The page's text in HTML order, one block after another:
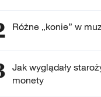
Różne „konie” w
Jak wyglądały
monety